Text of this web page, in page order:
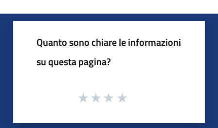
Quanto sono chiare le informazioni
su questa pagina?